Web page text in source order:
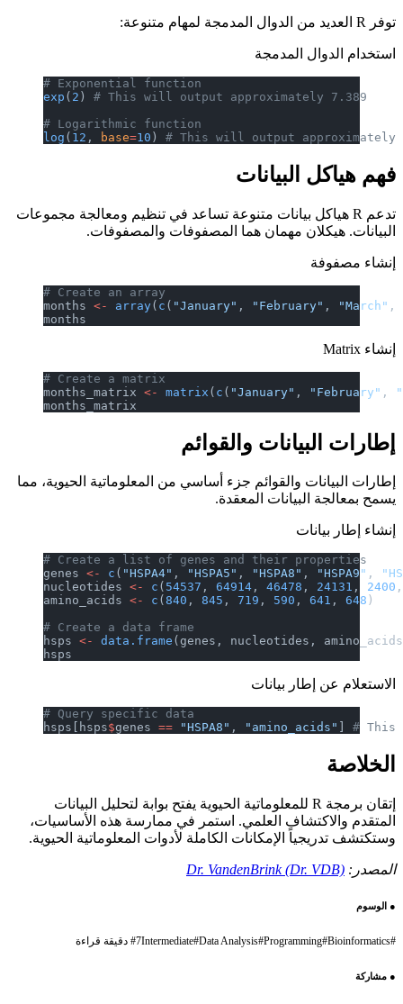
توفر R العديد من الدوال المدمجة لمهام متنوعة:
استخدام الدوال المدمجة
# Exponential function
exp ( 2 ) # This will output approximately 7.389
# Logarithmic function
log ( 12 , base= 10 ) # This will output
فهم هياكل البيانات
تدعم R هياكل بيانات متنوعة تساعد في تنظيم ومعالجة مجموعات
البيانات. هيكلان مهمان هما المصفوفات والمصفوفات.
إنشاء مصفوفة
# Create an array
months <- array ( c ("January" , "February" , "March"
months
إنشاء Matrix
# Create a matrix
months_matrix <- matrix ( c ("January" , "February"
,
months_matrix
إطارات البيانات والقوائم
إطارات البيانات والقوائم جزء أساسي من المعلوماتية الحيوية، مما
يسمح بمعالجة البيانات المعقدة.
إنشاء إطار بيانات
# Create a list of genes and their properties
genes <- c ("HSPA4" , "HSPA5" , "HSPA8" , "HSPA9" ,
nucleotides <- c (54537 , 64914 , 46478 , 24131 , 2400
amino_acids <- c (840 , 845 , 719 , 590 , 641 , 648
# Create a data frame
hsps <- data.frame (genes, nucleotides,
hsps
الاستعلام عن إطار بيانات
# Query specific data
hsps[hsps$genes == "HSPA8" , "amino_acids" ] #
الخلاصة
إتقان برمجة R للمعلوماتية الحيوية يفتح بوابة لتحليل البيانات
المتقدم والاكتشاف العلمي. استمر في ممارسة هذه الأساسيات،
وستكتشف تدريجياً الإمكانات الكاملة لأدوات المعلوماتية الحيوية.
المصدر: Dr. VandenBrink (Dr. VDB)
●الوسوم
Bioinformatics
#
Programming
#
Data Analysis
#
Intermediate
#7 دقيقة قراءة
●مشاركة